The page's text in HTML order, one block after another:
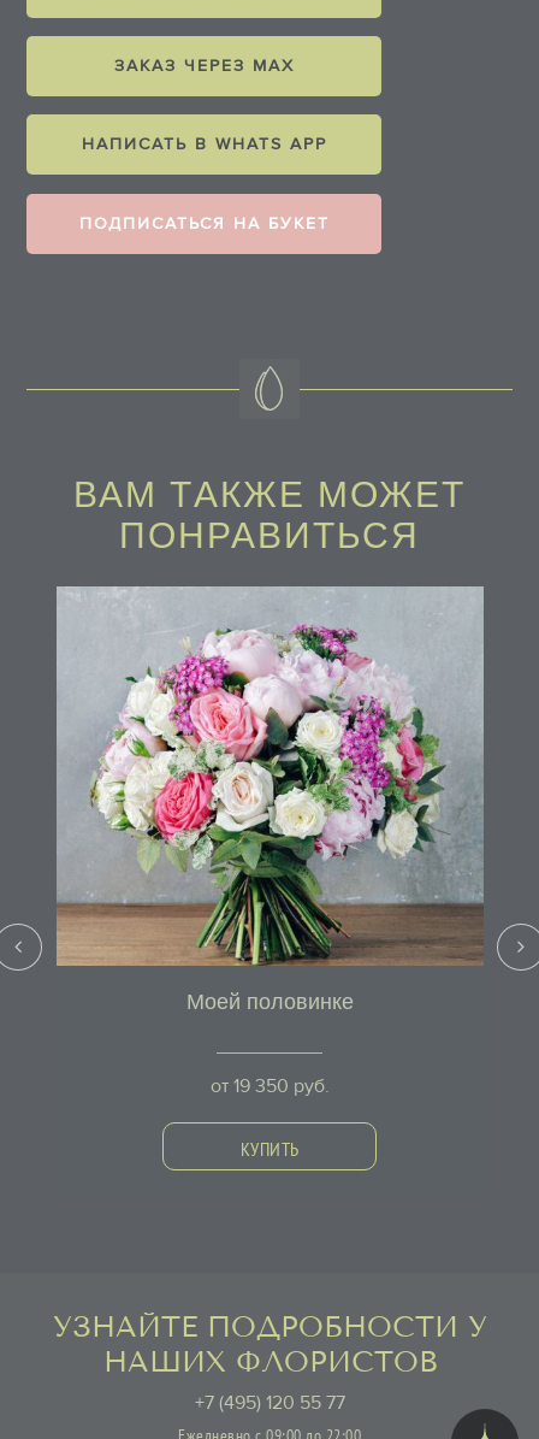
ЗАКАЗ ЧЕРЕЗ MAX
НАПИСАТЬ В WHATS APP
ПОДПИСАТЬСЯ НА БУКЕТ
ВАМ ТAКЖЕ МОЖЕТ
ПОНРАВИТЬСЯ
Моей половинке
от 19 350 руб.
КУПИТЬ
УЗНАЙТЕ ПОДРОБНОСТИ У
НАШИХ ФЛОРИСТОВ
+7 (495) 120 55 77